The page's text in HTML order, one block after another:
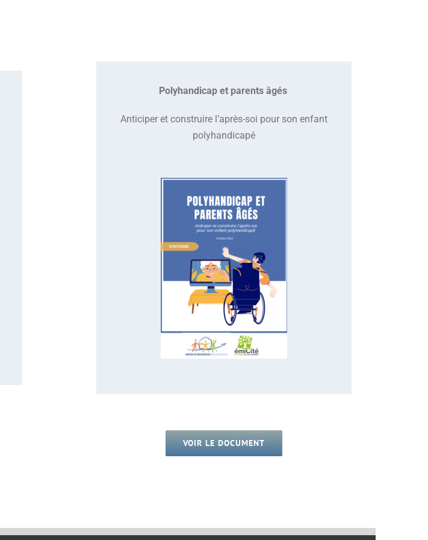
Polyhandicap et parents âgés
Anticiper et construire l’après-soi pour son enfant
polyhandicapé
VOIR LE DOCUMENT